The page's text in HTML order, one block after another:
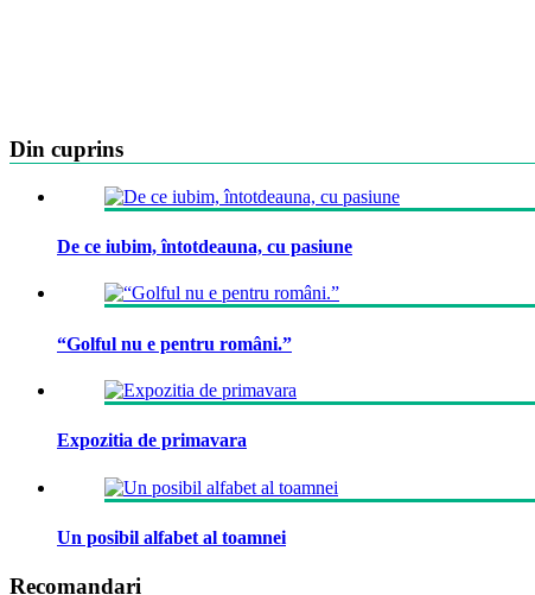
Din cuprins
De ce iubim, întotdeauna, cu pasiune
“Golful nu e pentru români.”
Expozitia de primavara
Un posibil alfabet al toamnei
Recomandari